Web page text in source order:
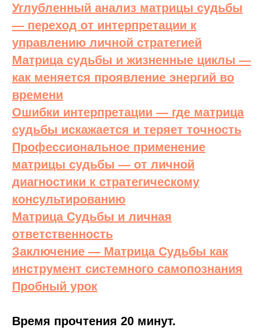
Углубленный анализ матрицы судьбы
— переход от интерпретации к
управлению личной стратегией
Матрица судьбы и жизненные циклы —
как меняется проявление энергий во
времени
Ошибки интерпретации — где матрица
судьбы искажается и теряет точность
Профессиональное применение
матрицы судьбы — от личной
диагностики к стратегическому
консультированию
Матрица Судьбы и личная
ответственность
Заключение — Матрица Судьбы как
инструмент системного самопознания
Пробный урок
Время прочтения 20 минут.